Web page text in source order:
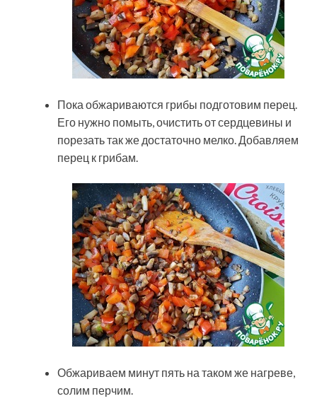
Пока обжариваются грибы подготовим перец.
Его нужно помыть, очистить от сердцевины и
порезать так же достаточно мелко. Добавляем
перец к грибам.
Обжариваем минут пять на таком же нагреве,
солим перчим.